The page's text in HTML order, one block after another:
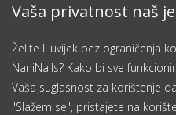
Vaša privatnost naš
Želite li uvijek bez ograničenja
NaniNails? Kako bi sve
Vaša suglasnost za korištenje
"Slažem se", pristajete na